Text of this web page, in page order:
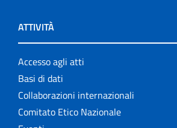
ATTIVITÀ
Accesso agli atti
Basi di dati
Collaborazioni internazionali
Comitato Etico Nazionale